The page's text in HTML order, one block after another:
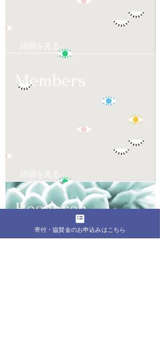
詳細を見る
Members
詳細を見る
Research
寄付・協賛金のお申込みはこちら